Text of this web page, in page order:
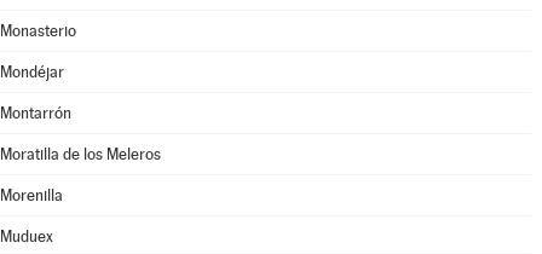
Monasterio
Mondéjar
Montarrón
Moratilla de los Meleros
Morenilla
Muduex